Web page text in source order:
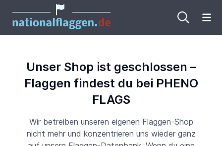
Unser Shop ist geschlossen –
Flaggen findest du bei PHENO
FLAGS
Wir betreiben unseren eigenen Flaggen-Shop
nicht mehr und konzentrieren uns wieder ganz